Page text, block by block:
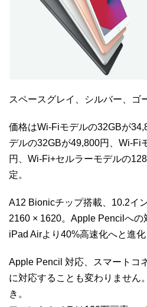
スペースグレイ、シルバー、ゴ
価格はWi-Fiモデルの32GBが
デルの32GBが49,800円、Wi-Fi
円、Wi-Fi+セルラーモデルの
定。
A12 Bionicチップ搭載、10.2イ
2160 × 1620。Apple Pencilへの
iPad Airより40%高速化へと進化
Apple Pencil 対応、スマートコ
に対応することも変わりません
き。